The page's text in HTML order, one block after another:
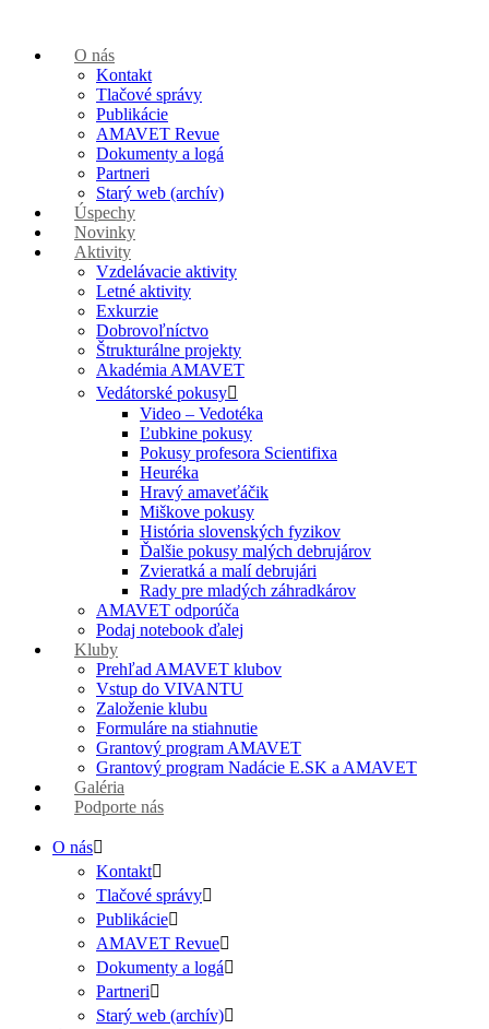
O nás
Kontakt
Tlačové správy
Publikácie
AMAVET Revue
Dokumenty a logá
Partneri
Starý web (archív)
Úspechy
Novinky
Aktivity
Vzdelávacie aktivity
Letné aktivity
Exkurzie
Dobrovoľníctvo
Štrukturálne projekty
Akadémia AMAVET
Vedátorské pokusy
Video – Vedotéka
Ľubkine pokusy
Pokusy profesora Scientifixa
Heuréka
Hravý amaveťáčik
Miškove pokusy
História slovenských fyzikov
Ďalšie pokusy malých debrujárov
Zvieratká a malí debrujári
Rady pre mladých záhradkárov
AMAVET odporúča
Podaj notebook ďalej
Kluby
Prehľad AMAVET klubov
Vstup do VIVANTU
Založenie klubu
Formuláre na stiahnutie
Grantový program AMAVET
Grantový program Nadácie E.SK a AMAVET
Galéria
Podporte nás
O nás
Kontakt
Tlačové správy
Publikácie
AMAVET Revue
Dokumenty a logá
Partneri
Starý web (archív)